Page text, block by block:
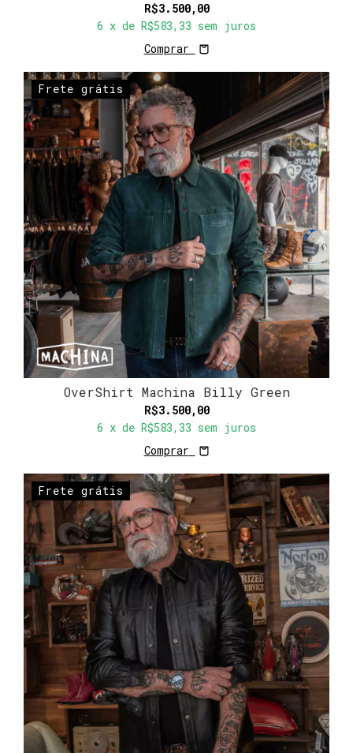
R$3.500,00
6 x de R$583,33 sem juros
Comprar
Frete grátis
OverShirt Machina Billy Green
R$3.500,00
6 x de R$583,33 sem juros
Comprar
Frete grátis